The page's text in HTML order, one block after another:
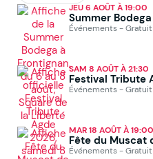
JEU 6 AOÛT À 19:00
Summer
Événements - Gratuit
SAM 8 AOÛT À 21:30
Festival Tribute
Événements - Gratuit
MAR 18 AOÛT À 19:00
Fête du Muscat
Événements - Gratuit